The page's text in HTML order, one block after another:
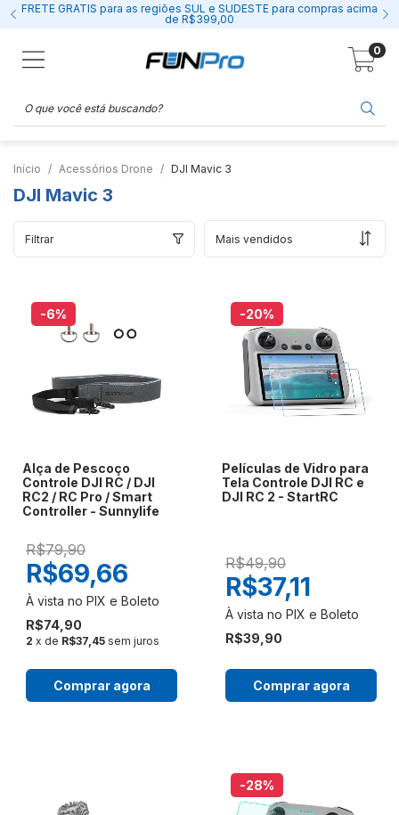
FRETE GRÁTIS para as regiões SUL e SUDESTE para compras acima
de R$399,00
0
Início Acessórios Drone DJI Mavic 3
DJI Mavic 3
Filtrar
-6%
Alça de Pescoço
Controle DJI RC / DJI
RC2 / RC Pro / Smart
Controller - Sunnylife
R$79,90
R$74,90
R$69,66
2 x de R$37,45 sem juros
Comprar agora
-20%
Películas de Vidro para
Tela Controle DJI RC e
DJI RC 2 - StartRC
R$49,90
R$39,90
R$37,11
Comprar agora
-28%